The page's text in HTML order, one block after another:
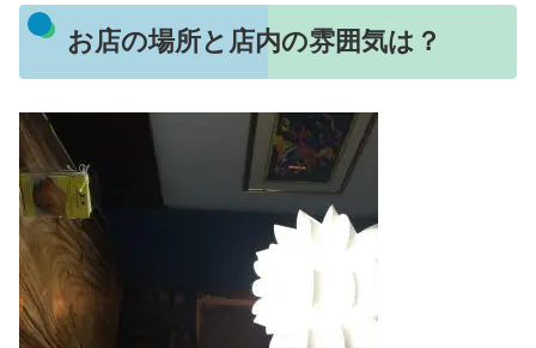
お店の場所と店内の雰囲気は？